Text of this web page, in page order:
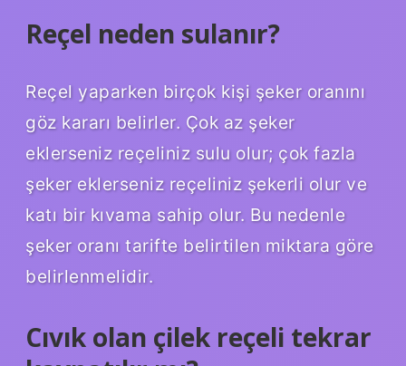
Reçel neden sulanır?
Reçel yaparken birçok kişi şeker oranını
göz kararı belirler. Çok az şeker
eklerseniz reçeliniz sulu olur; çok fazla
şeker eklerseniz reçeliniz şekerli olur ve
katı bir kıvama sahip olur. Bu nedenle
şeker oranı tarifte belirtilen miktara göre
belirlenmelidir.
Cıvık olan çilek reçeli tekrar